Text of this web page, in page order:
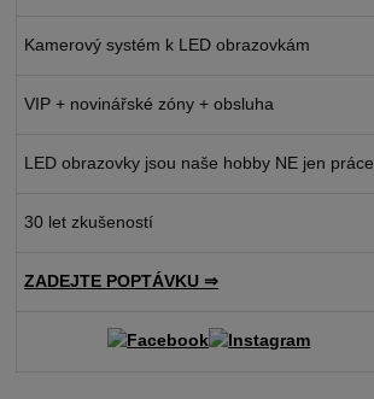
Kamerový systém k LED obrazovkám
VIP + novinářské zóny + obsluha
LED obrazovky jsou naše hobby NE jen práce
30 let zkušeností
ZADEJTE POPTÁVKU ⇒